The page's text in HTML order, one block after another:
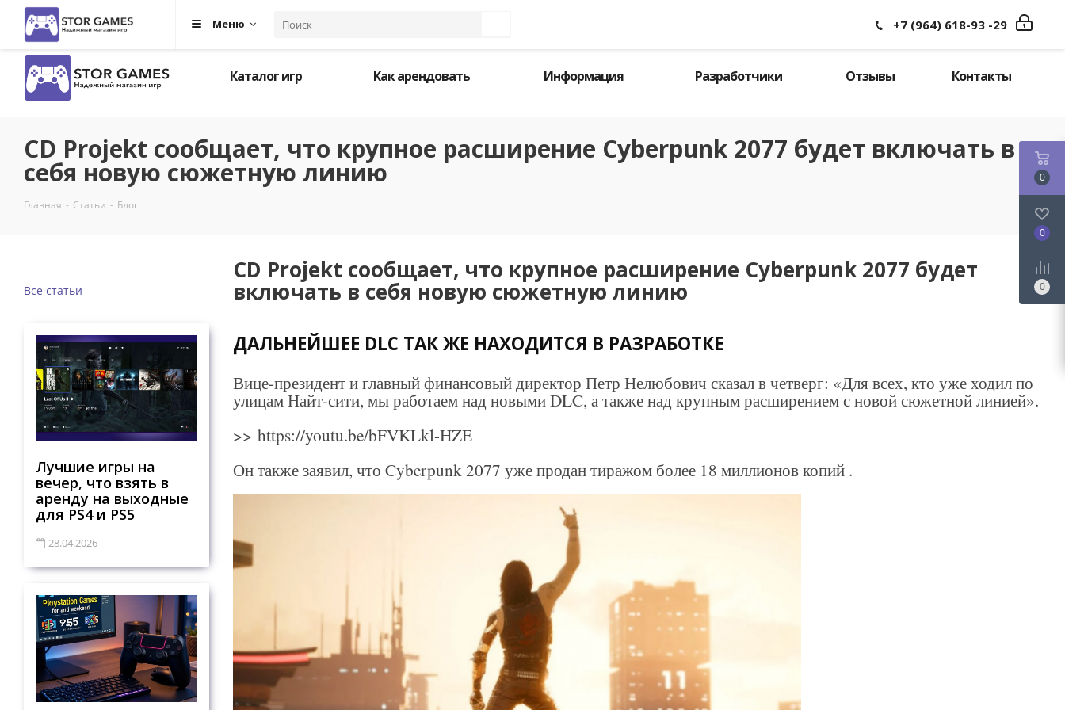
Москва +7 (964) 618-93 -29 Поиск
Каталог игр Как арендовать Информация Разработчики Отзывы Контакты
Меню +7 (964) 618-93 -29
CD Projekt сообщает, что крупное расширение Cyberpunk 2077 будет включать в
себя новую сюжетную линию
Главная - Статьи - Блог
CD Projekt сообщает, что крупное расширение Cyberpunk 2077 будет
включать в себя новую сюжетную линию
ДАЛЬНЕЙШЕЕ DLC ТАК ЖЕ НАХОДИТСЯ В РАЗРАБОТКЕ
Вице-президент и главный финансовый директор Петр Нелюбович сказал в четверг: «Для всех, кто уже ходил по
улицам Найт-сити, мы работаем над новыми DLC, а также над крупным расширением с новой сюжетной линией».
>> https://youtu.be/bFVKLkl-HZE
Он также заявил, что Cyberpunk 2077 уже продан тиражом более 18 миллионов копий .
Все статьи
Лучшие игры на
вечер, что взять в
аренду на выходные
для PS4 и PS5
28.04.2026
0
0
0